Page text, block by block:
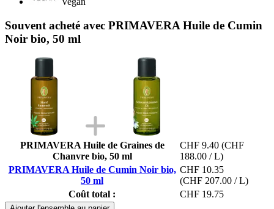
Souvent acheté avec PRIMAVERA Huile de Cumin
Noir bio, 50 ml
PRIMAVERA Huile de Graines de
Chanvre bio, 50 ml
CHF 9.40 (CHF
188.00 / L)
PRIMAVERA Huile de Cumin Noir bio,
50 ml
CHF 10.35
(CHF 207.00 / L)
Coût total :
CHF 19.75